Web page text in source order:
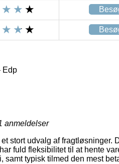
Edp
anmeldelser
stort udvalg af fragtløsninger.
fuld fleksibilitet til at hente
samt typisk tilmed den mest